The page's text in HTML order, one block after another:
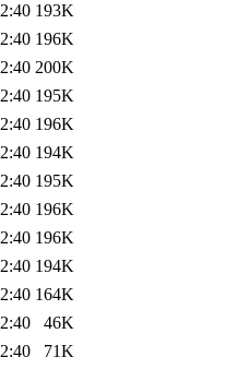
193K
196K
200K
195K
196K
194K
195K
196K
196K
194K
164K
46K
71K